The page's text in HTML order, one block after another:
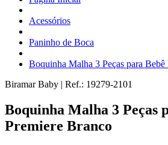
Acessórios
Paninho de Boca
Boquinha Malha 3 Peças para
Biramar Baby | Ref.: 19279-2101
Boquinha Malha 3 Peças
Premiere Branco